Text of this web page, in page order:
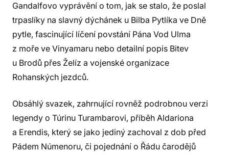
Gandalfovo vyprávění o tom, jak se stalo, že poslal
trpaslíky na slavný dýchánek u Bilba Pytlíka ve Dně
pytle, fascinující líčení povstání Pána Vod Ulma
z moře ve Vinyamaru nebo detailní popis Bitev
u Brodů přes Želíz a vojenské organizace
Rohanských jezdců.
Obsáhlý svazek, zahrnující rovněž podrobnou verzi
legendy o Túrinu Turambarovi, příběh Aldariona
a Erendis, který se jako jediný zachoval z dob před
Pádem Númenoru, či pojednání o Řádu čarodějů